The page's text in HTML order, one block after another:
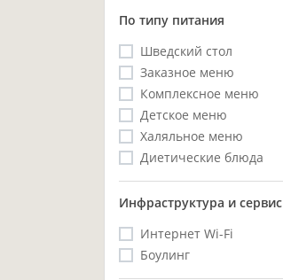
Пo типу питания
Шведский стол
Заказное меню
Комплексное меню
Детское меню
Халяльное меню
Диетические блюда
Инфраструктура и сервис
Интернет Wi-Fi
Боулинг